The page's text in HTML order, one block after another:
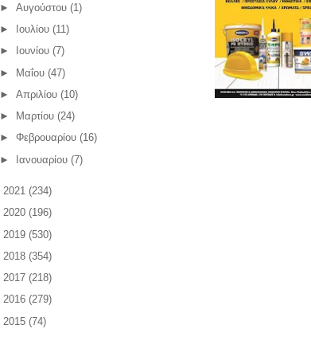
► Αυγούστου (1)
►
Ιουλίου (11)
►
Ιουνίου (7)
► Μαΐου (47)
► Απριλίου (10)
►
Μαρτίου (24)
► Φεβρουαρίου (16)
► Ιανουαρίου (7)
2021 (234)
2020 (196)
2019 (530)
2018 (354)
2017 (218)
2016 (279)
2015 (74)